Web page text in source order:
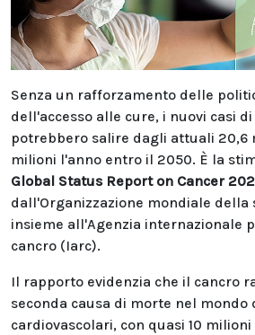
Senza un rafforzamento delle
dell'accesso alle cure, i nuovi casi
potrebbero salire dagli attuali 20,6
milioni l'anno entro il 2050. È la
Global Status Report on Cancer
dall'Organizzazione mondiale della
insieme all'Agenzia internazionale
cancro (Iarc).
Il rapporto evidenzia che il cancro
seconda causa di morte nel mondo
cardiovascolari, con quasi 10